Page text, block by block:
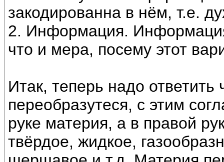
закодированна в нём, т.е.
2. Информация. Информация
что и мера, посему этот
Итак, теперь надо
переобразутеся, с этим
руке материя, а в правой
твёрдое, жидкое,